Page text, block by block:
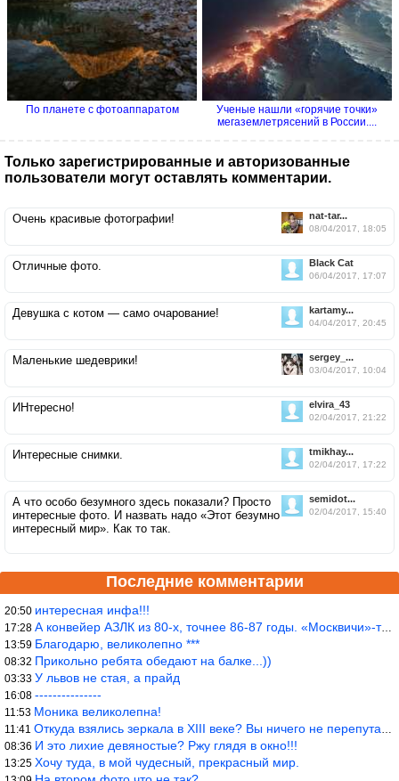
По планете с фотоаппаратом
Ученые нашли «горячие точки»
мегаземлетрясений в России....
Только зарегистрированные и авторизованные
пользователи могут оставлять комментарии.
nat-tar...
08/04/2017, 18:05
Очень красивые фотографии!
Black Cat
06/04/2017, 17:07
Отличные фото.
kartamy...
04/04/2017, 20:45
Девушка с котом — само очарование!
sergey_...
03/04/2017, 10:04
Маленькие шедеврики!
elvira_43
02/04/2017, 21:22
ИНтересно!
tmikhay...
02/04/2017, 17:22
Интересные снимки.
semidot...
02/04/2017, 15:40
А что особо безумного здесь показали? Просто
интересные фото. И назвать надо «Этот безумно
интересный мир». Как то так.
Последние комментарии
20:50 интересная инфа!!!
17:28 А конвейер АЗЛК из 80-х, точнее 86-87 годы. «Москвичи»-то из пер
13:59 Благодарю, великолепно ***
08:32 Прикольно ребята обедают на балке...))
03:33 У львов не стая, а прайд
16:08 ---------------
11:53 Моника великолепна!
11:41 Откуда взялись зеркала в XIII веке? Вы ничего не перепутали?
08:36 И это лихие девяностые? Ржу глядя в окно!!!
13:25 Хочу туда, в мой чудесный, прекрасный мир.